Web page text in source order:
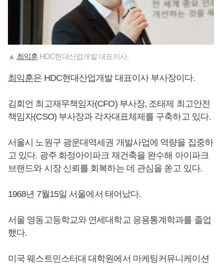
▲ 최익훈 HDC현대산업개발 대표이사.
최익훈은 HDC현대산업개발 대표이사 부사장이다.
김회언 최고재무책임자(CFO) 부사장, 조태제 최고안전
책임자(CSO) 부사장과 각자대표체제를 구축하고 있다.
서울시 노원구 광운대역세권 개발사업에 역량을 집중하
고 있다. 광주 화정아이파크 재건축을 완수해 아이파크
브랜드와 시장 신뢰를 회복하는 데 관심을 쏟고 있다.
1968년 7월15일 서울에서 태어났다.
서울 영동고등학교와 연세대학교 응용통계학과를 졸업
했다.
미국 웨스트민스터대 대학원에서 마케팅커뮤니케이션